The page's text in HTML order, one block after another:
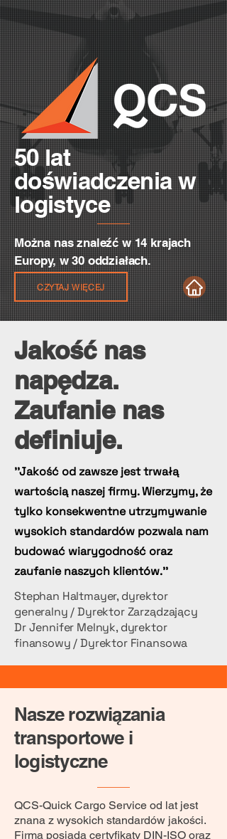
50 lat
doświadczenia w
logistyce
Można nas znaleźć w 14 krajach
Europy, w 30 oddziałach.
CZYTAJ WIĘCEJ
Jakość nas
napędza.
Zaufanie nas
definiuje.
''Jakość od zawsze jest trwałą
wartością naszej firmy. Wierzymy, że
tylko konsekwentne utrzymywanie
wysokich standardów pozwala nam
budować wiarygodność oraz
zaufanie naszych klientów.''
Stephan Haltmayer, dyrektor
generalny / Dyrektor Zarządzający
Dr Jennifer Melnyk, dyrektor
finansowy / Dyrektor Finansowa
Nasze rozwiązania
transportowe i
logistyczne
QCS-Quick Cargo Service od lat jest
znana z wysokich standardów jakości.
Firma posiada certyfikaty DIN-ISO oraz